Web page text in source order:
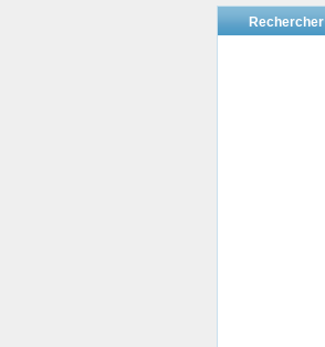
Rechercher